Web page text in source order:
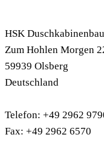
HSK
Zum Hohlen Morgen
59939 Olsberg
Deutschland
Telefon: +49 2962
Fax: +49 2962 6570